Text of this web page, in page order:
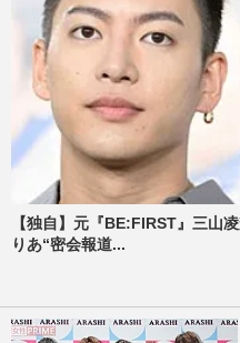
【独自】元『BE:FIRST』三山
りあ“密会報道...